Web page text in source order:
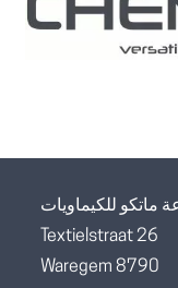
للكيماويات
Textielstraat 26
8790 Waregem